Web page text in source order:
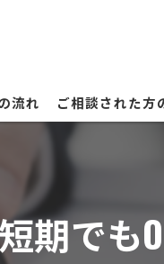
流れ ご相談された方
期でも